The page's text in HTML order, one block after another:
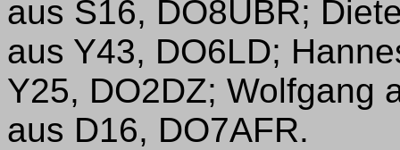
aus S16, DO8UBR;
aus Y43, DO6LD;
Y25, DO2DZ; Wolfgang
aus D16, DO7AFR.